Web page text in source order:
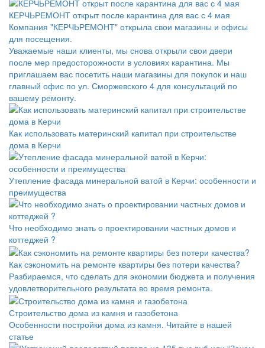
КЕРЧЬРЕМОНТ открыт после карантина для вас с 4 мая
Компания "КЕРЧЬРЕМОНТ" открыла свои магазины и офисы
для посещения.
Уважаемые наши клиенты, мы снова открыли свои двери
после мер предосторожности в условиях карантина. Мы
приглашаем вас посетить наши магазины для покупок и наш
главный офис по ул. Сморжевского 4 для консультаций по
вашему ремонту.
Как использовать материнский капитал при строительстве
дома в Керчи
Утепление фасада минеральной ватой в Керчи: особенности и
преимущества
Что необходимо знать о проектировании частных домов и
коттеджей ?
Как сэкономить на ремонте квартиры без потери качества?
Разбираемся, что сделать для экономии бюджета и получения
удовлетворительного результата во время ремонта.
Строительство дома из камня и газобетона
Особенности постройки дома из камня. Читайте в нашей
статье